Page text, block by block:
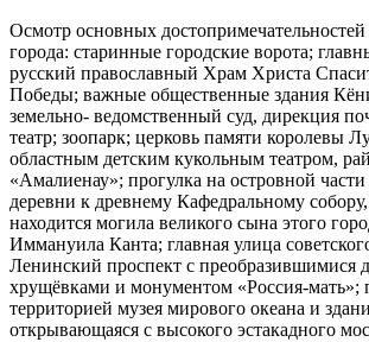
Осмотр основных
города: старинные городские ворота;
русский православный Храм Христа
Победы; важные общественные здания
земельно- ведомственный суд, дирекция
театр; зоопарк; церковь памяти королевы
областным детским кукольным театром,
«Амалиенау»; прогулка на островной
деревни к древнему Кафедральному
находится могила великого сына этого
Иммануила Канта; главная улица
Ленинский проспект с преобразившимися
хрущёвками и монументом «Россия-мать»;
территорией музея мирового океана и
открывающаяся с высокого эстакадного